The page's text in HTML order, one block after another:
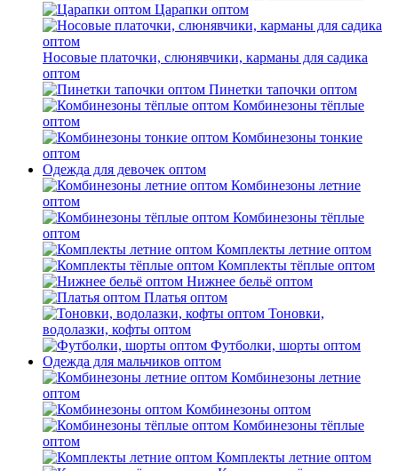
Царапки оптом
Носовые платочки, слюнявчики, карманы для садика
оптом
Пинетки тапочки оптом
Комбинезоны тёплые
оптом
Комбинезоны тонкие
оптом
Одежда для девочек оптом
Комбинезоны летние
оптом
Комбинезоны тёплые
оптом
Комплекты летние оптом
Комплекты тёплые оптом
Нижнее бельё оптом
Платья оптом
Тоновки,
водолазки, кофты оптом
Футболки, шорты оптом
Одежда для мальчиков оптом
Комбинезоны летние
оптом
Комбинезоны оптом
Комбинезоны тёплые
оптом
Комплекты летние оптом